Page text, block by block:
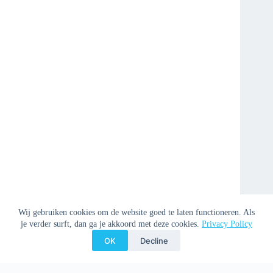
Wij gebruiken cookies om de website goed te laten functioneren. Als
je verder surft, dan ga je akkoord met deze cookies. Privacy Policy
OK Decline